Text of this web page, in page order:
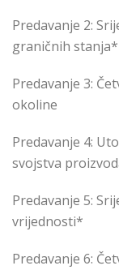
Predavanje 2:
graničnih stanja*
Predavanje 3:
okoline
Predavanje 4:
svojstva
Predavanje 5:
vrijednosti*
Predavanje 6: